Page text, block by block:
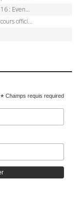
pour redessiner le podium ?
carte et dates
* Champs requis required